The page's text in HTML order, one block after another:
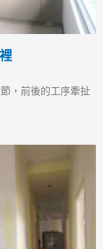
，前後的工序牽扯